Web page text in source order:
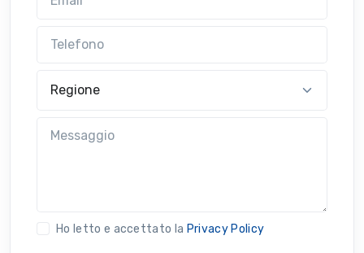
Ho letto e accettato la Privacy Policy